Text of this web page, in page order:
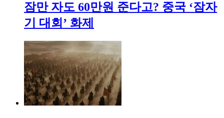
잠만 자도 60만원 준다고? 중국 ‘잠자
기 대회’ 화제